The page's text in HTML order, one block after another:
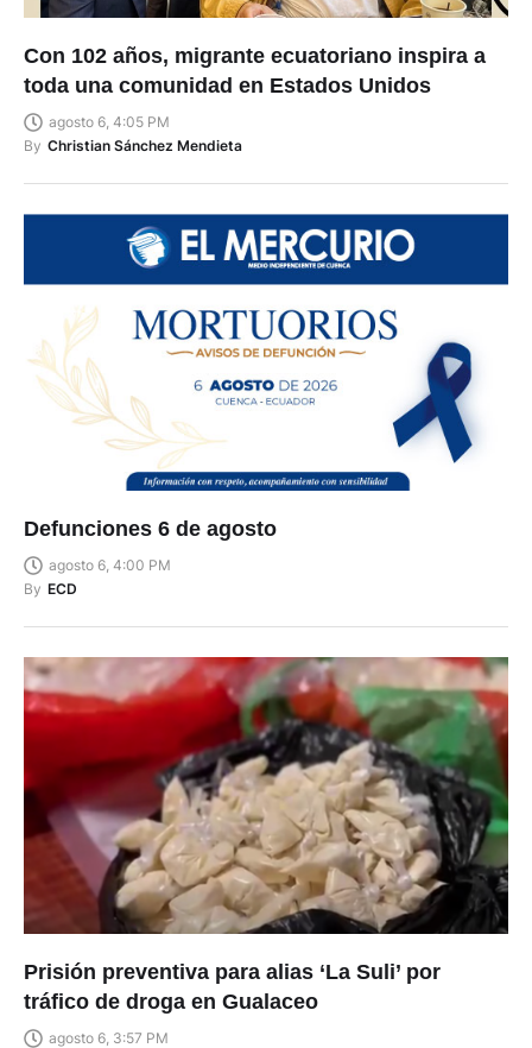
Con 102 años, migrante ecuatoriano inspira a
toda una comunidad en Estados Unidos
agosto 6, 4:05 PM
By Christian Sánchez Mendieta
Defunciones 6 de agosto
agosto 6, 4:00 PM
By ECD
Prisión preventiva para alias ‘La Suli’ por
tráfico de droga en Gualaceo
agosto 6, 3:57 PM